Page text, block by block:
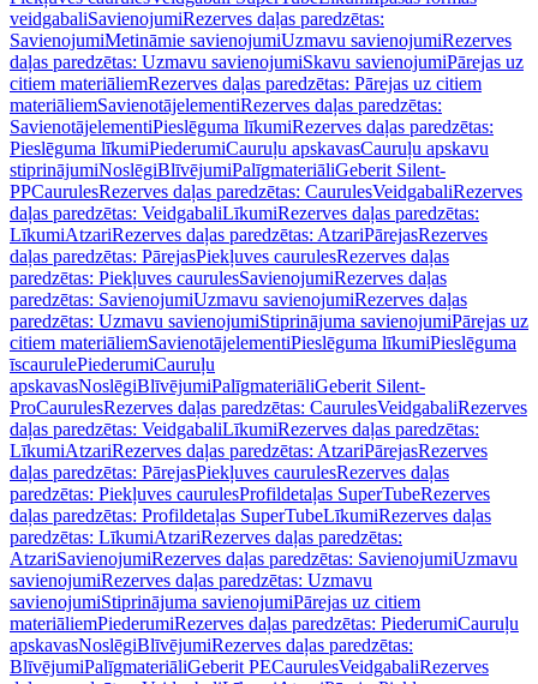
veidgabaliSavienojumiRezerves daļas paredzētas:
SavienojumiMetināmie savienojumiUzmavu savienojumiRezerves
daļas paredzētas: Uzmavu savienojumiSkavu savienojumiPārejas uz
citiem materiāliemRezerves daļas paredzētas: Pārejas uz citiem
materiāliemSavienotājelementiRezerves daļas paredzētas:
SavienotājelementiPieslēguma līkumiRezerves daļas paredzētas:
Pieslēguma līkumiPiederumiCauruļu apskavasCauruļu apskavu
stiprinājumiNoslēgiBlīvējumiPalīgmateriāliGeberit Silent-
PPCaurulesRezerves daļas paredzētas: CaurulesVeidgabaliRezerves
daļas paredzētas: VeidgabaliLīkumiRezerves daļas paredzētas:
LīkumiAtzariRezerves daļas paredzētas: AtzariPārejasRezerves
daļas paredzētas: PārejasPiekļuves caurulesRezerves daļas
paredzētas: Piekļuves caurulesSavienojumiRezerves daļas
paredzētas: SavienojumiUzmavu savienojumiRezerves daļas
paredzētas: Uzmavu savienojumiStiprinājuma savienojumiPārejas uz
citiem materiāliemSavienotājelementiPieslēguma līkumiPieslēguma
īscaurulePiederumiCauruļu
apskavasNoslēgiBlīvējumiPalīgmateriāliGeberit Silent-
ProCaurulesRezerves daļas paredzētas: CaurulesVeidgabaliRezerves
daļas paredzētas: VeidgabaliLīkumiRezerves daļas paredzētas:
LīkumiAtzariRezerves daļas paredzētas: AtzariPārejasRezerves
daļas paredzētas: PārejasPiekļuves caurulesRezerves daļas
paredzētas: Piekļuves caurulesProfildetaļas SuperTubeRezerves
daļas paredzētas: Profildetaļas SuperTubeLīkumiRezerves daļas
paredzētas: LīkumiAtzariRezerves daļas paredzētas:
AtzariSavienojumiRezerves daļas paredzētas: SavienojumiUzmavu
savienojumiRezerves daļas paredzētas: Uzmavu
savienojumiStiprinājuma savienojumiPārejas uz citiem
materiāliemPiederumiRezerves daļas paredzētas: PiederumiCauruļu
apskavasNoslēgiBlīvējumiRezerves daļas paredzētas:
BlīvējumiPalīgmateriāliGeberit PECaurulesVeidgabaliRezerves